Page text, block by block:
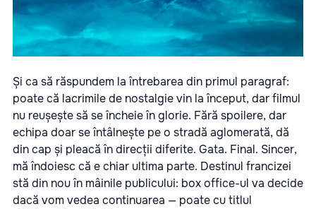
Și ca să răspundem la întrebarea din primul paragraf:
poate că lacrimile de nostalgie vin la început, dar filmul
nu reușește să se încheie în glorie. Fără spoilere, dar
echipa doar se întâlnește pe o stradă aglomerată, dă
din cap și pleacă în direcții diferite. Gata. Final. Sincer,
mă îndoiesc că e chiar ultima parte. Destinul francizei
stă din nou în mâinile publicului: box office-ul va decide
dacă vom vedea continuarea — poate cu titlul